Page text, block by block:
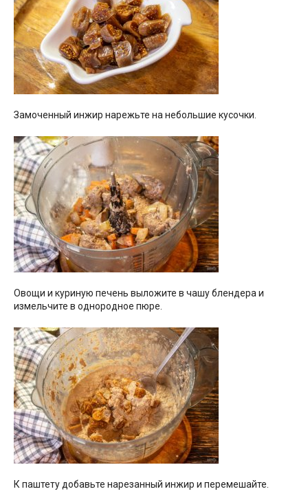
Замоченный инжир нарежьте на небольшие кусочки.
Овощи и куриную печень выложите в чашу блендера и
измельчите в однородное пюре.
К паштету добавьте нарезанный инжир и перемешайте.